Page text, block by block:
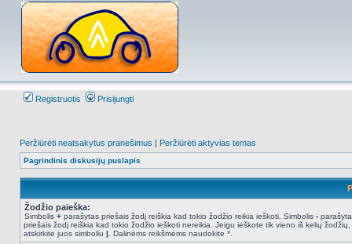
Registruotis Prisijungti
Peržiūrėti neatsakytus pranešimus | Peržiūrėti aktyvias temas
Pagrindinis diskusijų puslapis
Žodžio paieška:
Simbolis + parašytas priešais žodį reiškia kad tokio žodžio reikia ieškoti. Simbolis -
priešais žodį reiškia kad tokio žodžio ieškoti nereikia. Jeigu ieškote tik vieno iš kelių žodžių,
atskirkite juos simboliu | . Dalinėms reikšmėms naudokite *.